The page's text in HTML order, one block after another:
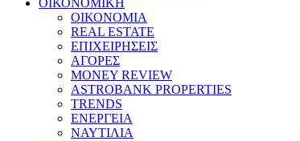
ΟΙΚΟΝΟΜΙΚΗ
ΟΙΚΟΝΟΜΙΑ
REAL ESTATE
ΕΠΙΧΕΙΡΗΣΕΙΣ
ΑΓΟΡΕΣ
MONEY REVIEW
ASTROBANK PROPERTIES
TRENDS
ΕΝΕΡΓΕΙΑ
ΝΑΥΤΙΛΙΑ